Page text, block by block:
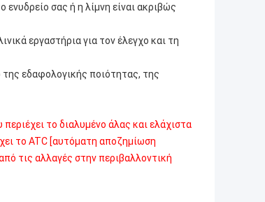
σας ή η λίμνη είναι ακριβώς
εργαστήρια για τον έλεγχο και τη
εδαφολογικής ποιότητας, της
το διαλυμένο άλας και ελάχιστα
το ATC [αυτόματη αποζημίωση
τις αλλαγές στην περιβαλλοντική